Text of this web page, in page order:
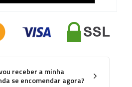
receber a minha
se encomendar agora?